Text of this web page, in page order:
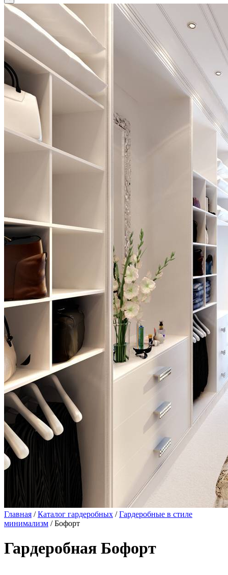
Главная /Каталог гардеробных /Гардеробные в стиле
минимализм / Бофорт
Гардеробная Бофорт